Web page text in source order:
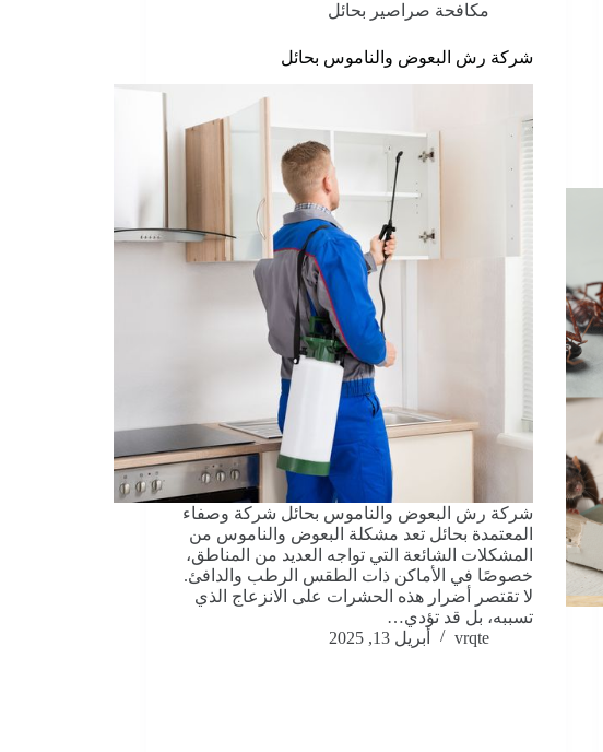
مكافحة صراصير بحائل
شركة رش البعوض والناموس بحائل
شركة رش البعوض والناموس بحائل شركة وصفاء
المعتمدة بحائل تعد مشكلة البعوض والناموس من
المشكلات الشائعة التي تواجه العديد من المناطق،
خصوصًا في الأماكن ذات الطقس الرطب والدافئ.
لا تقتصر أضرار هذه الحشرات على الانزعاج الذي
تسببه، بل قد تؤدي…
vrqte
أبريل 13, 2025